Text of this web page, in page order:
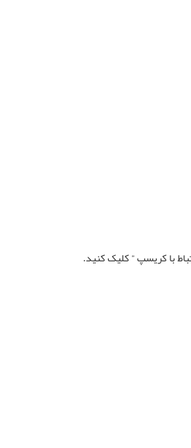
با کریسپ ” کلیک کنید.